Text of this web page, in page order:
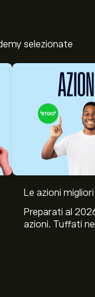
selezionate
Le azioni
Preparati al
azioni. Tuffati